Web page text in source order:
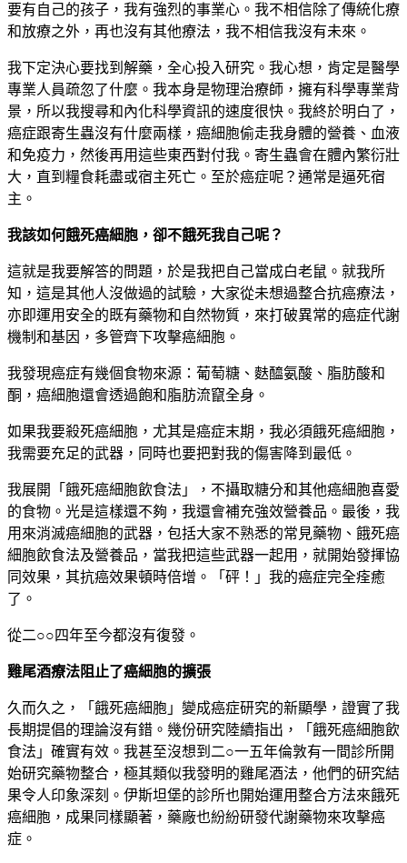
要有自己的孩子，我有強烈的事業心。我不相信除了傳統化療
和放療之外，再也沒有其他療法，我不相信我沒有未來。
我下定決心要找到解藥，全心投入研究。我心想，肯定是醫學
專業人員疏忽了什麼。我本身是物理治療師，擁有科學專業背
景，所以我搜尋和內化科學資訊的速度很快。我終於明白了，
癌症跟寄生蟲沒有什麼兩樣，癌細胞偷走我身體的營養、血液
和免疫力，然後再用這些東西對付我。寄生蟲會在體內繁衍壯
大，直到糧食耗盡或宿主死亡。至於癌症呢？通常是逼死宿
主。
我該如何餓死癌細胞，卻不餓死我自己呢？
這就是我要解答的問題，於是我把自己當成白老鼠。就我所
知，這是其他人沒做過的試驗，大家從未想過整合抗癌療法，
亦即運用安全的既有藥物和自然物質，來打破異常的癌症代謝
機制和基因，多管齊下攻擊癌細胞。
我發現癌症有幾個食物來源：葡萄糖、麩醯氨酸、脂肪酸和
酮，癌細胞還會透過飽和脂肪流竄全身。
如果我要殺死癌細胞，尤其是癌症末期，我必須餓死癌細胞，
我需要充足的武器，同時也要把對我的傷害降到最低。
我展開「餓死癌細胞飲食法」，不攝取糖分和其他癌細胞喜愛
的食物。光是這樣還不夠，我還會補充強效營養品。最後，我
用來消滅癌細胞的武器，包括大家不熟悉的常見藥物、餓死癌
細胞飲食法及營養品，當我把這些武器一起用，就開始發揮協
同效果，其抗癌效果頓時倍增。「砰！」我的癌症完全痊癒
了。
從二○○四年至今都沒有復發。
雞尾酒療法阻止了癌細胞的擴張
久而久之，「餓死癌細胞」變成癌症研究的新顯學，證實了我
長期提倡的理論沒有錯。幾份研究陸續指出，「餓死癌細胞飲
食法」確實有效。我甚至沒想到二○一五年倫敦有一間診所開
始研究藥物整合，極其類似我發明的雞尾酒法，他們的研究結
果令人印象深刻。伊斯坦堡的診所也開始運用整合方法來餓死
癌細胞，成果同樣顯著，藥廠也紛紛研發代謝藥物來攻擊癌
症。